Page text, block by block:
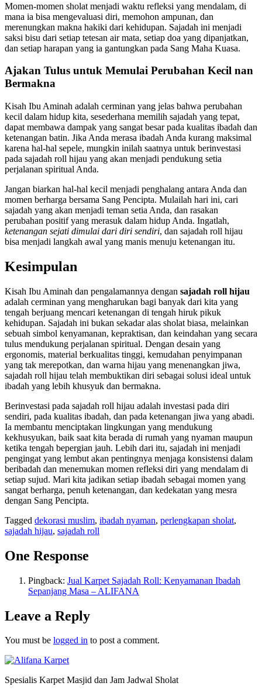
Momen-momen sholat menjadi waktu refleksi yang mendalam, di
mana ia bisa mengevaluasi diri, memohon ampunan, dan
merenungkan makna hakiki dari kehidupan. Sajadah ini menjadi
saksi bisu dari setiap tetesan air mata, setiap doa yang dipanjatkan,
dan setiap harapan yang ia gantungkan pada Sang Maha Kuasa.
Ajakan Tulus untuk Memulai Perubahan Kecil nan
Bermakna
Kisah Ibu Aminah adalah cerminan yang jelas bahwa perubahan
kecil dalam hidup kita, sesederhana memilih sajadah yang tepat,
dapat membawa dampak yang sangat besar pada kualitas ibadah dan
ketenangan batin. Jika Anda merasa ibadah Anda kurang maksimal
karena hal-hal sepele, mungkin inilah saatnya untuk berinvestasi
pada sajadah roll hijau yang akan menjadi pendukung setia
perjalanan spiritual Anda.
Jangan biarkan hal-hal kecil menjadi penghalang antara Anda dan
momen berharga bersama Sang Pencipta. Mulailah hari ini, cari
sajadah yang akan menjadi teman setia Anda, dan rasakan
perubahan positif yang merasuk dalam hidup Anda. Ingatlah,
ketenangan sejati dimulai dari diri sendiri, dan sajadah roll hijau
bisa menjadi langkah awal yang manis menuju ketenangan itu.
Kesimpulan
Kisah Ibu Aminah dan pengalamannya dengan sajadah roll hijau
adalah cerminan yang mengharukan bagi banyak dari kita yang
tengah berjuang mencari ketenangan di tengah hiruk pikuk
kehidupan. Sajadah ini bukan sekadar alas sholat biasa, melainkan
sebuah simbol kenyamanan, kepraktisan, dan keindahan yang secara
tulus mendukung perjalanan spiritual. Dengan desain yang
ergonomis, material berkualitas tinggi, kemudahan penyimpanan
yang tak merepotkan, dan warna hijau yang menenangkan jiwa,
sajadah roll hijau telah membuktikan diri sebagai solusi ideal untuk
ibadah yang lebih khusyuk dan bermakna.
Berinvestasi pada sajadah roll hijau adalah investasi pada diri
sendiri, pada kualitas ibadah, dan pada ketenangan jiwa yang abadi.
Ia membantu menciptakan lingkungan yang mendukung
kekhusyukan, baik saat kita berada di rumah yang nyaman maupun
ketika tengah bepergian jauh. Lebih dari itu, sajadah ini menjadi
pengingat yang lembut akan pentingnya menjaga konsistensi dalam
beribadah dan menemukan momen refleksi diri yang mendalam di
setiap sujud. Mari kita jadikan setiap ibadah sebagai momen yang
sangat berharga, penuh ketenangan, dan kedekatan yang mesra
dengan Sang Pencipta.
Tagged dekorasi muslim, ibadah nyaman, perlengkapan sholat,
sajadah hijau, sajadah roll
One Response
Pingback: Jual Karpet Sajadah Roll: Kenyamanan Ibadah
Sepanjang Masa – ALIFANA
Leave a Reply
You must be logged in to post a comment.
Spesialis Karpet Masjid dan Jam Jadwal Sholat